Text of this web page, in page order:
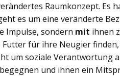
Raumkonzept. Es
es um eine veränderte
Impulse, sondern mit ihnen
für ihre Neugier
um soziale Verantwortung
und ihnen ein